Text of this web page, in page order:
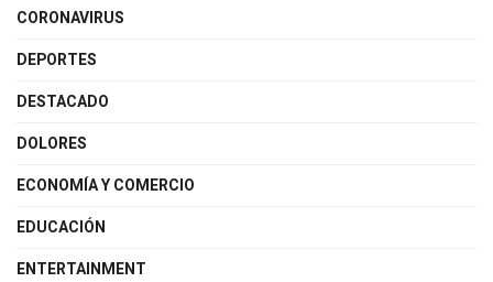
CORONAVIRUS
DEPORTES
DESTACADO
DOLORES
ECONOMÍA Y COMERCIO
EDUCACIÓN
ENTERTAINMENT